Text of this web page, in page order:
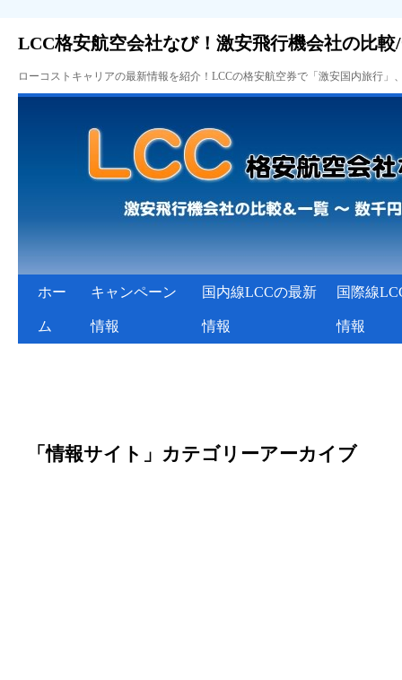
LCC格安航空会社なび！激安飛行機会社の比較
ローコストキャリアの最新情報を紹介！LCCの格安航空券で「激安国内旅行
ホー
ム
キャンペーン
情報
国内線LCCの最新
情報
国際線
情報
「情報サイト」カテゴリーアーカイブ